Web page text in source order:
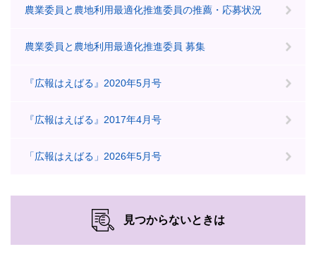
農業委員と農地利用最適化推進委員の推薦・応募状況
農業委員と農地利用最適化推進委員 募集
『広報はえばる』2020年5月号
『広報はえばる』2017年4月号
「広報はえばる」2026年5月号
見つからないときは